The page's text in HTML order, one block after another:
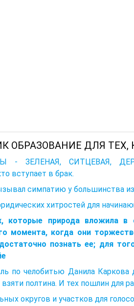
ОБРАЗОВАНИЕ ДЛЯ ТЕХ,
ЗЕЛЕНАЯ, СИТЦЕВАЯ,
вступает в брак.
симпатию у большинства
хитростей для
которые природа вложила
момента, когда они
познать ее; для
по челобитью Дани­ла
полтина. И тех пошлин для
округов и участков для